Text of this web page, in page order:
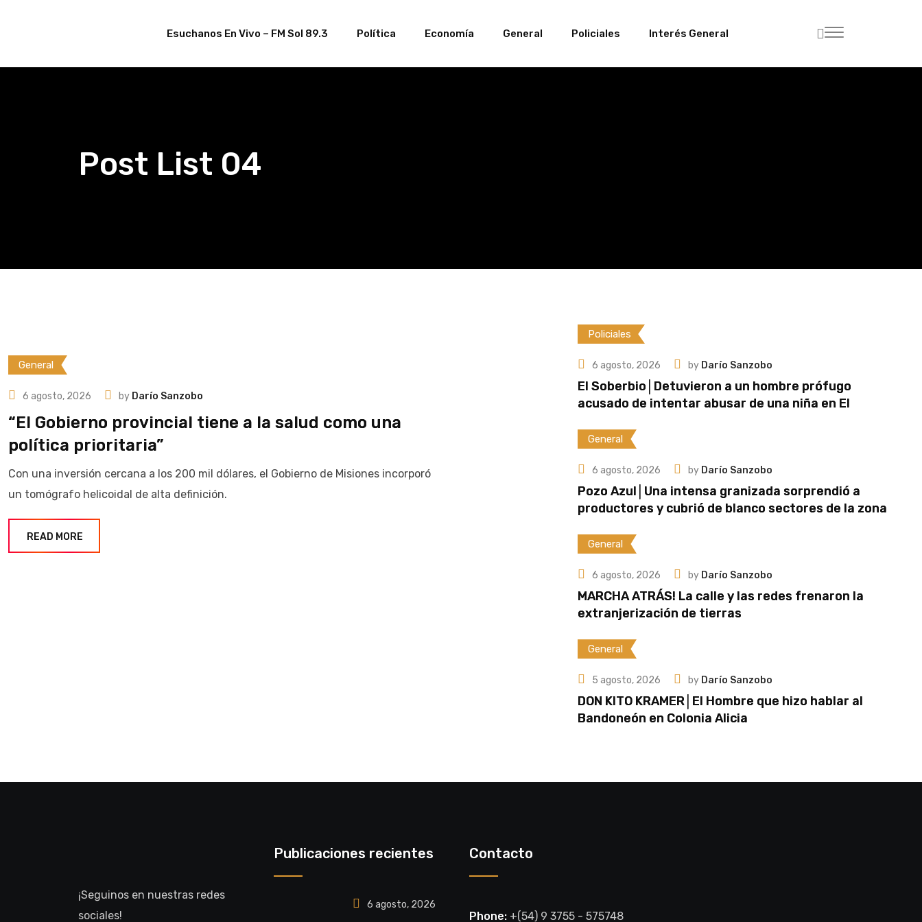
Esuchanos En Vivo – FM Sol 89.3 Política Economía General Policiales Interés General
Post List 04
General
6 agosto, 2026 by Darío Sanzobo
“El Gobierno provincial tiene a la salud como una
política prioritaria”
Con una inversión cercana a los 200 mil dólares, el Gobierno de Misiones incorporó
un tomógrafo helicoidal de alta definición.
READ MORE
Policiales
6 agosto, 2026 by Darío Sanzobo
El Soberbio│Detuvieron a un hombre prófugo
acusado de intentar abusar de una niña en El
General
6 agosto, 2026 by Darío Sanzobo
Pozo Azul│Una intensa granizada sorprendió a
productores y cubrió de blanco sectores de la zona
General
6 agosto, 2026 by Darío Sanzobo
MARCHA ATRÁS! La calle y las redes frenaron la
extranjerización de tierras
General
5 agosto, 2026 by Darío Sanzobo
DON KITO KRAMER│El Hombre que hizo hablar al
Bandoneón en Colonia Alicia
¡Seguinos en nuestras redes
sociales!
Publicaciones recientes
6 agosto, 2026
Contacto
Phone: +(54) 9 3755 - 575748